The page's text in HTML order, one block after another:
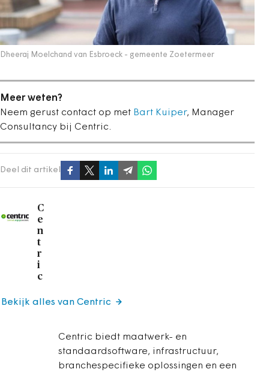
Dheeraj Moelchand van Esbroeck - gemeente Zoetermeer
Meer weten?
Neem gerust contact op met Bart Kuiper, Manager
Consultancy bij Centric.
Deel dit artikel
C
e
n
t
r
i
c
Centric biedt maatwerk- en
standaardsoftware, infrastructuur,
branchespecifieke oplossingen en een
Bekijk alles van Centric